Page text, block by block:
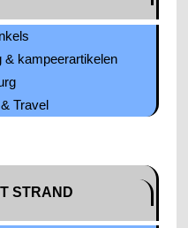
& kampeerartikelen
Travel
STRAND